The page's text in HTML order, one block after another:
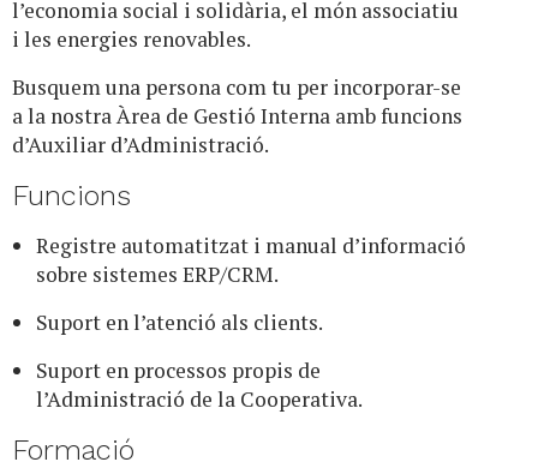
l’economia social i solidària, el món associatiu
i les energies renovables.
Busquem una persona com tu per incorporar-se
a la nostra Àrea de Gestió Interna amb funcions
d’Auxiliar d’Administració.
Funcions
Registre automatitzat i manual d’informació
sobre sistemes ERP/CRM.
Suport en l’atenció als clients.
Suport en processos propis de
l’Administració de la Cooperativa.
Formació